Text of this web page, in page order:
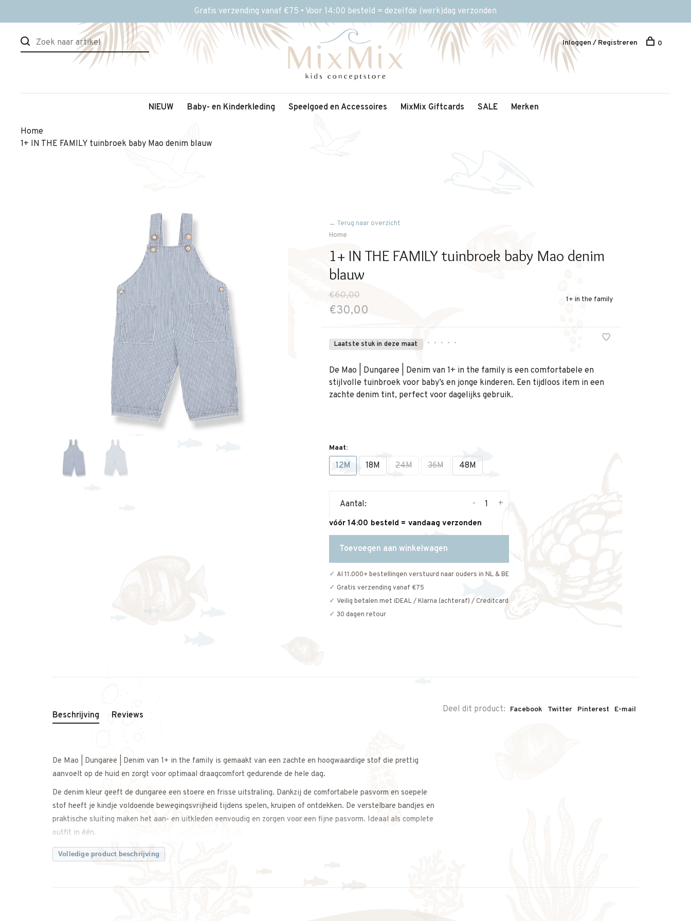
Gratis verzending vanaf €75 • Voor 14:00 besteld = dezelfde (werk)dag verzonden
NIEUW Baby- en Kinderkleding Speelgoed en Accessoires MixMix Giftcards SALE Merken
Inloggen / Registreren 0
Home
1+ IN THE FAMILY tuinbroek baby Mao denim blauw
← Terug naar overzicht
Home
1+ IN THE FAMILY tuinbroek baby Mao denim
blauw
€60,00
€30,00
1+ in the family
Laatste stuk in deze maat • • • • •
De Mao | Dungaree | Denim van 1+ in the family is een comfortabele en
stijlvolle tuinbroek voor baby’s en jonge kinderen. Een tijdloos item in een
zachte denim tint, perfect voor dagelijks gebruik.
Maat:
12M 18M 24M 36M 48M
Aantal: +
-
vóór 14:00 besteld = vandaag verzonden
Toevoegen aan winkelwagen
Al 11.000+ bestellingen verstuurd naar ouders in NL & BE
Gratis verzending vanaf €75
Veilig betalen met iDEAL / Klarna (achteraf) / Creditcard
30 dagen retour
Deel dit product: Facebook Twitter Pinterest E-mail
Beschrijving Reviews
De Mao | Dungaree | Denim van 1+ in the family is gemaakt van een zachte en hoogwaardige stof die prettig
aanvoelt op de huid en zorgt voor optimaal draagcomfort gedurende de hele dag.
De denim kleur geeft de dungaree een stoere en frisse uitstraling. Dankzij de comfortabele pasvorm en soepele
stof heeft je kindje voldoende bewegingsvrijheid tijdens spelen, kruipen of ontdekken. De verstelbare bandjes en
praktische sluiting maken het aan- en uitkleden eenvoudig en zorgen voor een fijne pasvorm. Ideaal als complete
outfit in één.
Makkelijk te combineren met een shirt of longsleeve voor een complete en stijlvolle look. Zowel casual als iets
netter te dragen.
Volledige product beschrijving